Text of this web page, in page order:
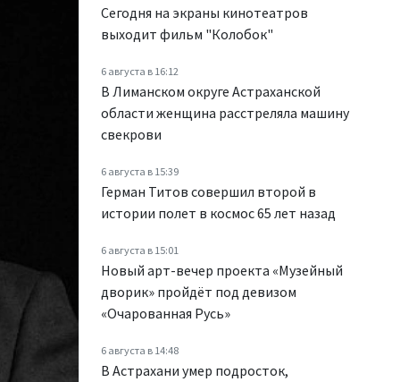
Сегодня на экраны кинотеатров
выходит фильм "Колобок"
6 августа в 16:12
В Лиманском округе Астраханской
области женщина расстреляла машину
свекрови
6 августа в 15:39
Герман Титов совершил второй в
истории полет в космос 65 лет назад
6 августа в 15:01
Новый арт-вечер проекта «Музейный
дворик» пройдёт под девизом
«Очарованная Русь»
6 августа в 14:48
В Астрахани умер подросток,